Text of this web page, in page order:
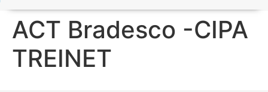
ACT Bradesco -CIPA
TREINET